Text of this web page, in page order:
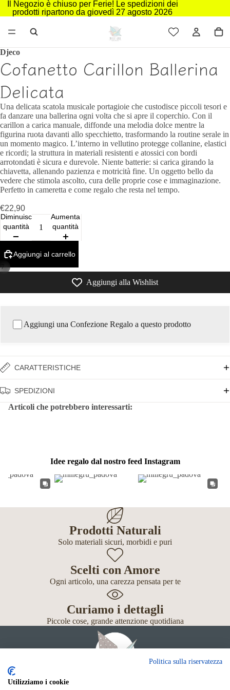
Il Negozio è chiuso per Ferie! Le spedizioni dei
prodotti ripartono da giovedì 27 agosto 2026
7
Djeco
Cofanetto Carillon Ballerina
Delicata
Una delicata scatola musicale portagioie che custodisce piccoli tesori e
fa danzare una ballerina ogni volta che si apre il coperchio. Con il
carillon a carica manuale, diffonde una melodia dolce mentre la
figurina ruota davanti allo specchietto, trasformando la routine serale in
un momento magico. L’interno in vellutino protegge collanine, elastici
e ricordi; la struttura in materiali resistenti e atossici con bordi
arrotondati è sicura e durevole. Niente batterie: si carica girando la
chiavetta, allenando pazienza e motricità fine. Un oggetto bello da
vedere che stimola ascolto, cura delle proprie cose e immaginazione.
Perfetto in cameretta e come regalo che resta nel tempo.
€22,90
Diminuisci
quantità
Aumenta
quantità
Aggiungi al carrello
Aggiungi alla Wishlist
Aggiungi una Confezione Regalo a questo prodotto
CARATTERISTICHE
SPEDIZIONI
Articoli che potrebbero interessarti:
Idee regalo dal nostro feed Instagram
Prodotti Naturali
Solo materiali sicuri, morbidi e puri
Scelti con Amore
Ogni articolo, una carezza pensata per te
Curiamo i dettagli
Piccole cose, grande attenzione quotidiana
Politica sulla riservatezza
Utilizziamo i cookie